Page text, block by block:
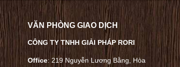
VĂN PHÒNG GIAO DỊCH
CÔNG TY TNHH GIẢI PHÁP RORI
Office: 219 Nguyễn Lương Bằng, Hòa